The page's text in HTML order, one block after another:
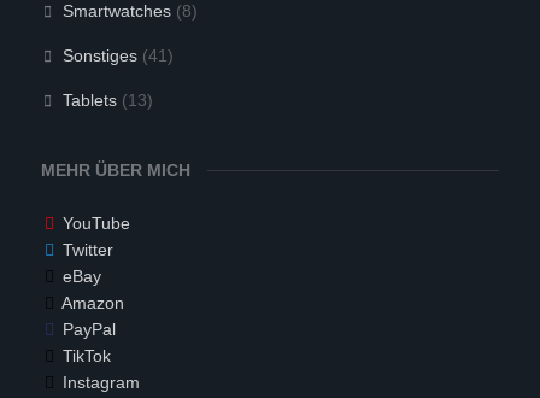
Smartwatches(8)
Sonstiges(41)
Tablets(13)
MEHR ÜBER MICH
YouTube
Twitter
eBay
Amazon
PayPal
TikTok
Instagram